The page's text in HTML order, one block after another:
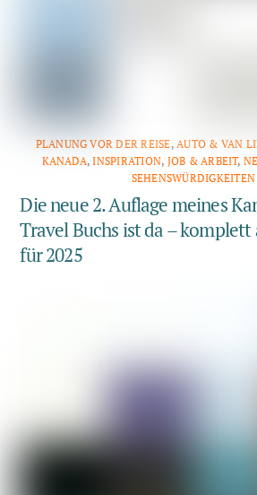
PLANUNG VOR DER REISE,AUTO & VAN
KANADA,INSPIRATION, JOB & ARBEIT,
SEHENSWÜRDIGKEITEN
Die neue 2. Auflage meines
Travel Buchs ist da –
für 2025